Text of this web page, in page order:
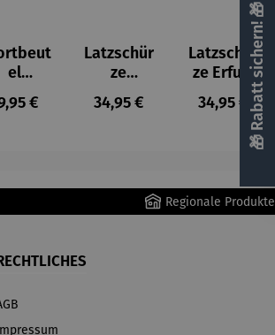
el
Preis:
€
Latzschür
ze
Thüringen
Regulärer Preis:
34,95 €
Latzschür
ze Erfurt
Regulärer
34,95 €
Regionale Produkte
🎁 Rabatt sichern! 🎁